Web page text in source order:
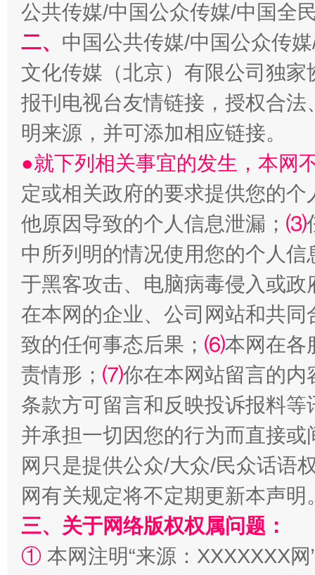
阿坝州三大球赛在茂县开幕 规模
国家大学科技园优化重塑工作
扯下公款旅游的“隐身衣” 如何以
公共传媒/中国公众传媒/中国全
二、 中国公共传媒/中国公众传
文化传媒（北京）有限公司独
报刊电视台友情链接，授权合
明来源，并可添加相应链接。
●就下列相关事宜的发生，本网
定或相关政府的要求提供您的个
他原因导致的个人信息泄漏； ⑶
中所列明的情况使用您的个人
于黑客攻击、电脑病毒侵入或
在本网的企业、公司网站和共
致的任何事态后果； ⑹本网在各
责情形； ⑺你在本网站留言的内
条款方可留言和反映投诉报料
并承担一切因您的行为而直接
网只是提供公众/大众/民众话语
网有关规定将不定期更新本声明
三、关于网络版权权属问题：
① 本网注明“来源：XXXXXXX